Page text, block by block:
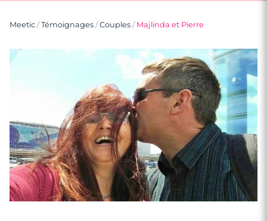
Meetic /Témoignages /Couples / Majlinda et Pierre